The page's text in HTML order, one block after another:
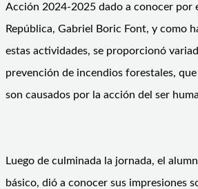
Acción 2024-2025 dado a conocer por
República, Gabriel Boric Font, y como
estas actividades, se proporcionó
prevención de incendios forestales,
son causados por la acción del ser
Luego de culminada la jornada, el
básico, dió a conocer sus impresiones